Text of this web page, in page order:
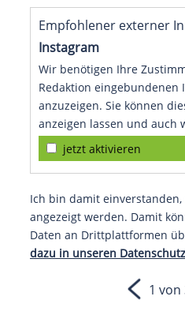
Empfohlener externer
Instagram
Wir benötigen Ihre
Redaktion eingebundenen
anzuzeigen. Sie können
anzeigen lassen und auch
jetzt aktivieren
Ich bin damit
angezeigt werden. Damit
Daten an Drittplattformen
dazu in unseren
1 von